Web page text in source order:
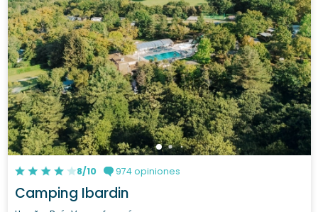
8/10 974 opiniones
Camping Ibardin